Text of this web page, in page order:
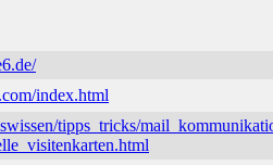
index.html
tipps_tricks/